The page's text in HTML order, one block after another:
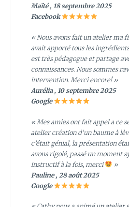
Maïté , 18 septembre 2025
Facebook
« Nous avons fait un atelier ma
avait apporté tous les
est très pédagogue et partage
connaissances. Nous sommes
intervention. Merci encore! »
Aurélia , 10 septembre 2025
Google
« Mes amies ont fait appel a ce
atelier création d’un baume à
c’était génial, la présentation
avons rigolé, passé un moment
instructif à la fois, merci
»
Pauline , 28 août 2025
Google